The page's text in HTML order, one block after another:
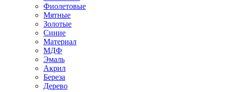
Фиолетовые
Мятные
Золотые
Синие
Материал
МДФ
Эмаль
Акрил
Береза
Дерево